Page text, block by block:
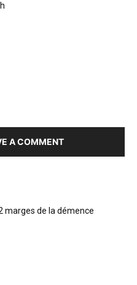
A COMMENT
marges de la démence